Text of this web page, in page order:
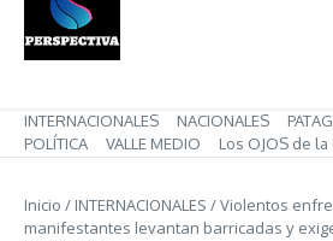
INTERNACIONALES NACIONALES
POLÍTICA
VALLE MEDIO Los OJOS de la
Inicio / INTERNACIONALES /Violentos
manifestantes levantan barricadas y